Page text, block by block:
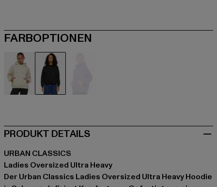
FARBOPTIONEN
PRODUKT DETAILS
URBAN CLASSICS
Ladies Oversized Ultra Heavy
Der Urban Classics Ladies Oversized Ultra Heavy Hoodie